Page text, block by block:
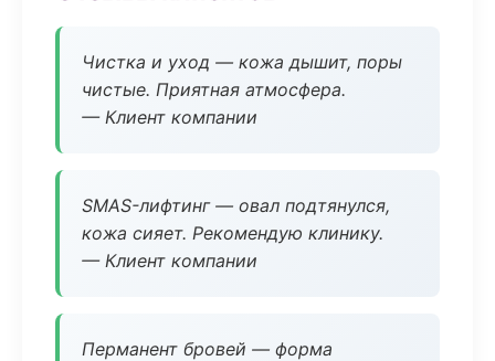
Чистка и уход — кожа дышит, поры
чистые. Приятная атмосфера.
— Клиент компании
SMAS-лифтинг — овал подтянулся,
кожа сияет. Рекомендую клинику.
— Клиент компании
Перманент бровей — форма